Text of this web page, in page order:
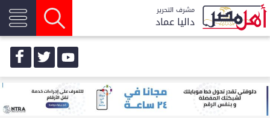
مشرف التحرير
داليا عماد